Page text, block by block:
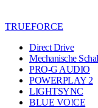
TRUEFORCE
Direct Drive
Mechanische
PRO-G AUDIO
POWERPLAY 2
LIGHTSYNC
BLUE VO!CE